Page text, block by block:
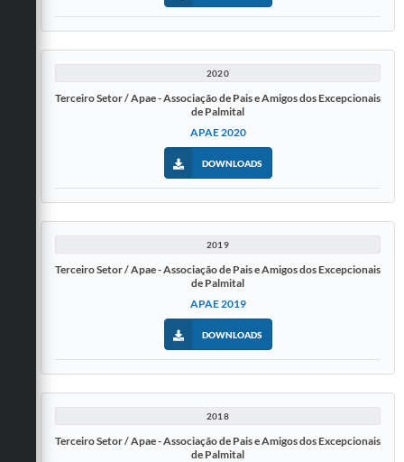
2020
Terceiro Setor / Apae - Associação de Pais e Amigos dos Excepcionais
de Palmital
APAE 2020
DOWNLOADS
2019
Terceiro Setor / Apae - Associação de Pais e Amigos dos Excepcionais
de Palmital
APAE 2019
DOWNLOADS
2018
Terceiro Setor / Apae - Associação de Pais e Amigos dos Excepcionais
de Palmital